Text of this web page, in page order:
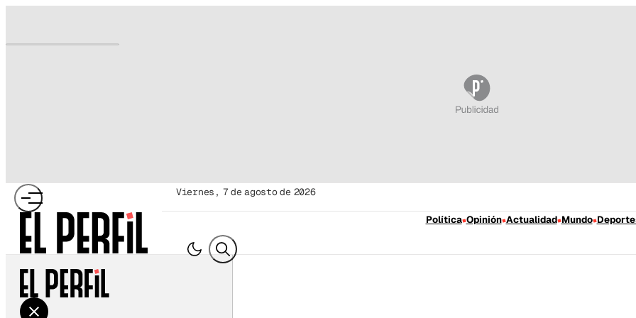
viernes, 7 de agosto de 2026
Política Opinión Actualidad Mundo